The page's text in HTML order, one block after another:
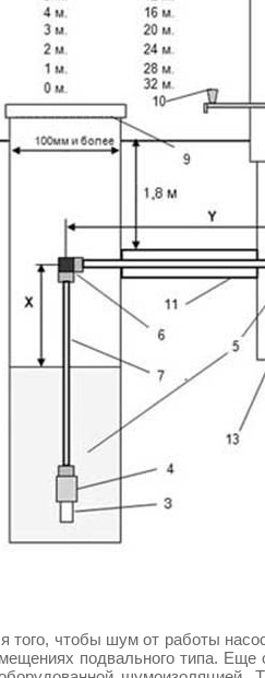
того, чтобы шум от работы
подвального типа. Еще